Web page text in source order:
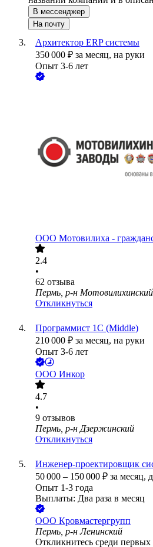
В мессенджер
На почту
Архитектор ERP системы
350 000 ₽ за месяц, на руки
Опыт 3-6 лет
ООО Мотовилиха -
2.4
•
62 отзыва
Пермь, р-н Мотовилихинский
Откликнуться
Программист 1С (Middle)
210 000 ₽ за месяц, на руки
Опыт 3-6 лет
ООО Инкор
4.7
•
9 отзывов
Пермь, р-н Дзержинский
Откликнуться
Инженер-проектировщик
50 000 – 150 000 ₽ за месяц,
Опыт 1-3 года
Выплаты: Два раза в месяц
ООО Кровмастергрупп
Пермь, р-н Ленинский
Откликнитесь среди первых